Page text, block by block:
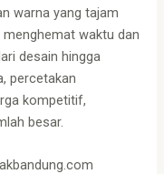
warna yang tajam
waktu dan
desain hingga
percetakan
kompetitif,
besar.